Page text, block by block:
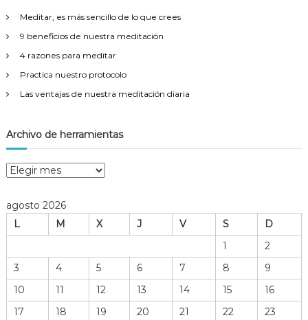
:
Meditar, es más sencillo de lo que crees
9 beneficios de nuestra meditación
4 razones para meditar
Practica nuestro protocolo
Las ventajas de nuestra meditación diaria
Archivo de herramientas
A
h
o
h
agosto 2026
L
M X J V S
D
1
2
3
4 5 6 7 8
9
10
11 12 13 14 15
16
17
18 19 20 21 22
23